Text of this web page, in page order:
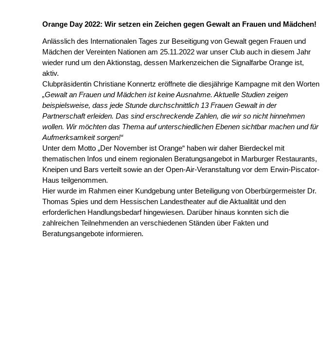
Orange Day 2022: Wir setzen ein Zeichen gegen Gewalt an Frauen und Mädchen!
Anlässlich des Internationalen Tages zur Beseitigung von Gewalt gegen Frauen und
Mädchen der Vereinten Nationen am 25.11.2022 war unser Club auch in diesem Jahr
wieder rund um den Aktionstag, dessen Markenzeichen die Signalfarbe Orange ist,
aktiv.
Clubpräsidentin Christiane Konnertz eröffnete die diesjährige Kampagne mit den Worten
„Gewalt an Frauen und Mädchen ist keine Ausnahme. Aktuelle Studien zeigen
beispielsweise, dass jede Stunde durchschnittlich 13 Frauen Gewalt in der
Partnerschaft erleiden. Das sind erschreckende Zahlen, die wir so nicht hinnehmen
wollen. Wir möchten das Thema auf unterschiedlichen Ebenen sichtbar machen und für
Aufmerksamkeit sorgen!“
Unter dem Motto „Der November ist Orange“ haben wir daher Bierdeckel mit
thematischen Infos und einem regionalen Beratungsangebot in Marburger Restaurants,
Kneipen und Bars verteilt sowie an der Open-Air-Veranstaltung vor dem Erwin-Piscator-
Haus teilgenommen.
Hier wurde im Rahmen einer Kundgebung unter Beteiligung von Oberbürgermeister Dr.
Thomas Spies und dem Hessischen Landestheater auf die Aktualität und den
erforderlichen Handlungsbedarf hingewiesen. Darüber hinaus konnten sich die
zahlreichen Teilnehmenden an verschiedenen Ständen über Fakten und
Beratungsangebote informieren.